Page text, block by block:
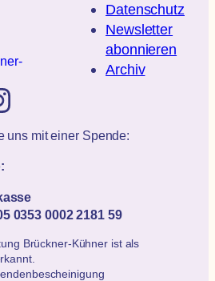
Datenschutz
Newsletter
abonnieren
Archiv
uns mit einer Spende:
0353 0002 2181 59
Brückner-Kühner ist als